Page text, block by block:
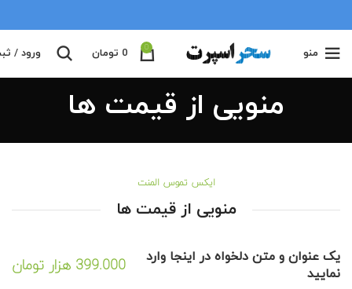
منو 0
0 تومان ورود /
منویی از قیمت ها
ایکس تموس المنت
منویی از قیمت ها
یک عنوان و متن دلخواه در اینجا وارد
نمایید
399.000 هزار تومان